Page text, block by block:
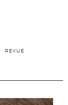
REVUE